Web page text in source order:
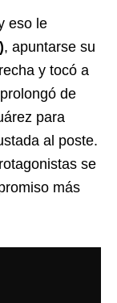
eso le
, apuntarse su
y tocó a
de
para
al poste.
se
más